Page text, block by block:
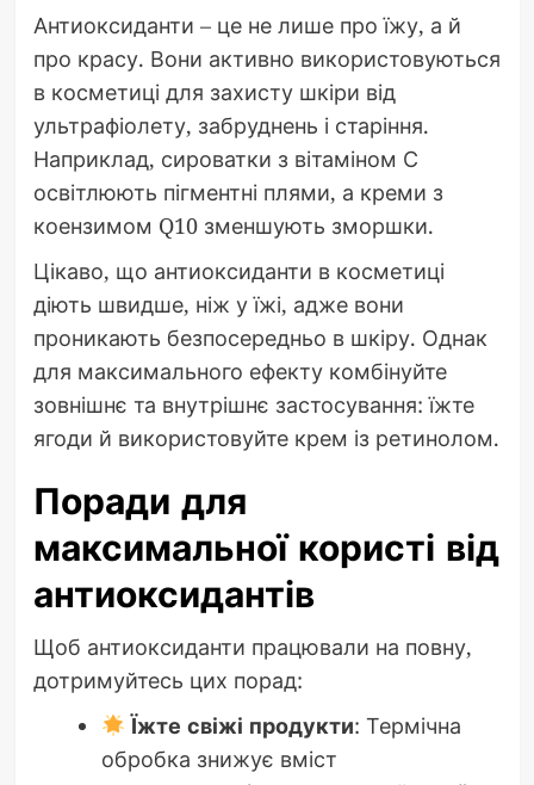
Антиоксиданти – це не лише про їжу, а й
про красу. Вони активно використовуються
в косметиці для захисту шкіри від
ультрафіолету, забруднень і старіння.
Наприклад, сироватки з вітаміном С
освітлюють пігментні плями, а креми з
коензимом Q10 зменшують зморшки.
Цікаво, що антиоксиданти в косметиці
діють швидше, ніж у їжі, адже вони
проникають безпосередньо в шкіру. Однак
для максимального ефекту комбінуйте
зовнішнє та внутрішнє застосування: їжте
ягоди й використовуйте крем із ретинолом.
Поради для
максимальної користі від
антиоксидантів
Щоб антиоксиданти працювали на повну,
дотримуйтесь цих порад:
Їжте свіжі продукти: Термічна
обробка знижує вміст